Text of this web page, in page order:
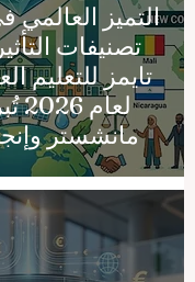
التميز العالمي
تصنيفات
مانشستر
السويسرية
قائمة أفضل 500 جامعة